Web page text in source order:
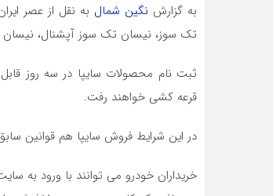
به گزارش نگین شمال
تک سوز، نیسان تک سوز آپشنال،
ثبت نام محصولات سایپا در سه روز
قرعه کشی خواهند رفت.
در این شرایط فروش سایپا هم قوانین
خریداران خودرو می توانند با ورود به